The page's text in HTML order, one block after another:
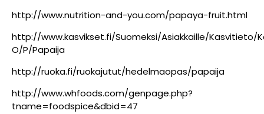
http://www.nutrition-and-you.com/papaya-fruit.html
http://www.kasvikset.fi/Suomeksi/Asiakkaille/Kasvitieto/
O/P/Papaija
http://ruoka.fi/ruokajutut/hedelmaopas/papaija
http://www.whfoods.com/genpage.php?
tname=foodspice&dbid=47